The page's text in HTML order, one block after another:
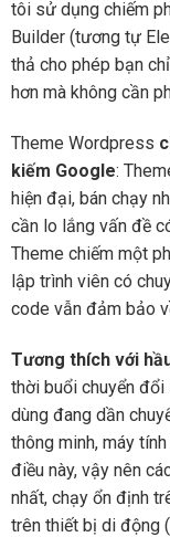
tôi sử dụng chiếm
Builder (tương tự
thả cho phép bạn
hơn mà không cần
Theme Wordpress
kiếm Google:
hiện đại, bán chạy
cần lo lắng vấn đề
Theme chiếm một
lập trình viên có
code vẫn đảm bảo
Tương thích với
thời buổi chuyển đổi
dùng đang dần
thông minh, máy
điều này, vậy nên
nhất, chạy ổn định
trên thiết bị di động